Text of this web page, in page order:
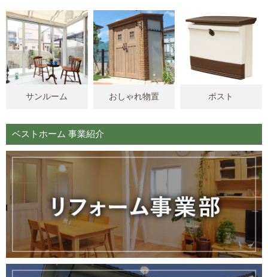
サンルーム おしゃれ物置 ポスト
ベストホーム 事業紹介